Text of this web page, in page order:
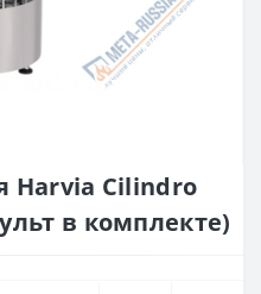
Harvia Cilindro
в комплекте)